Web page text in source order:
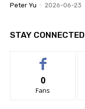
Peter Yu - 2026-06-23
STAY CONNECTED
0
Fans